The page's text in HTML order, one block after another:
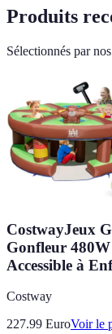
Produits
Sélectionnés par
CostwayJeux
Gonfleur
Accessible à
Costway
227.99 EuroVoir le